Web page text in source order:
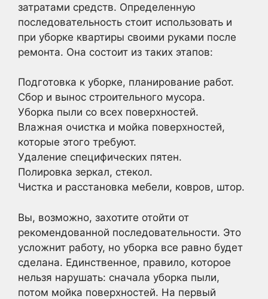
затратами средств. Определенную
последовательность стоит использовать и
при уборке квартиры своими руками после
ремонта. Она состоит из таких этапов:
Подготовка к уборке, планирование работ.
Сбор и вынос строительного мусора.
Уборка пыли со всех поверхностей.
Влажная очистка и мойка поверхностей,
которые этого требуют.
Удаление специфических пятен.
Полировка зеркал, стекол.
Чистка и расстановка мебели, ковров, штор.
Вы, возможно, захотите отойти от
рекомендованной последовательности. Это
усложнит работу, но уборка все равно будет
сделана. Единственное, правило, которое
нельзя нарушать: сначала уборка пыли,
потом мойка поверхностей. На первый